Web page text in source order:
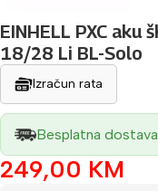
EINHELL PXC aku
18/28 Li BL-Solo
Izračun rata
Besplatna
249,00 KM